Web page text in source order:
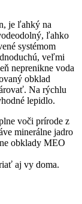
je ľahký na
ľahko
systémom
veľmi
neprenikne voda
obklad
Na rýchlu
lepidlo.
voči prírode z
minerálne jadro
obklady MEO
aj vy doma.